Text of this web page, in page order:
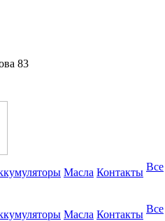
83
Масла Контакты Все
Масла Контакты Все